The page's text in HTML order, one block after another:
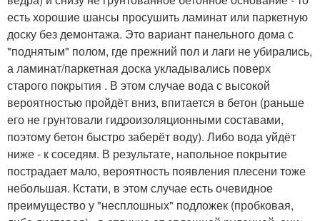
есть хорошие шансы просушить ламинат или паркетную
доску без демонтажа. Это вариант панельного дома с
"поднятым" полом, где прежний пол и лаги не убирались,
а ламинат/паркетная доска укладывались поверх
старого покрытия . В этом случае вода с высокой
вероятностью пройдёт вниз, впитается в бетон (раньше
его не грунтовали гидроизоляционными составами,
поэтому бетон быстро заберёт воду). Либо вода уйдёт
ниже - к соседям. В результате, напольное покрытие
пострадает мало, вероятность появления плесени тоже
небольшая. Кстати, в этом случае есть очевидное
преимущество у "несплошных" подложек (пробковая,